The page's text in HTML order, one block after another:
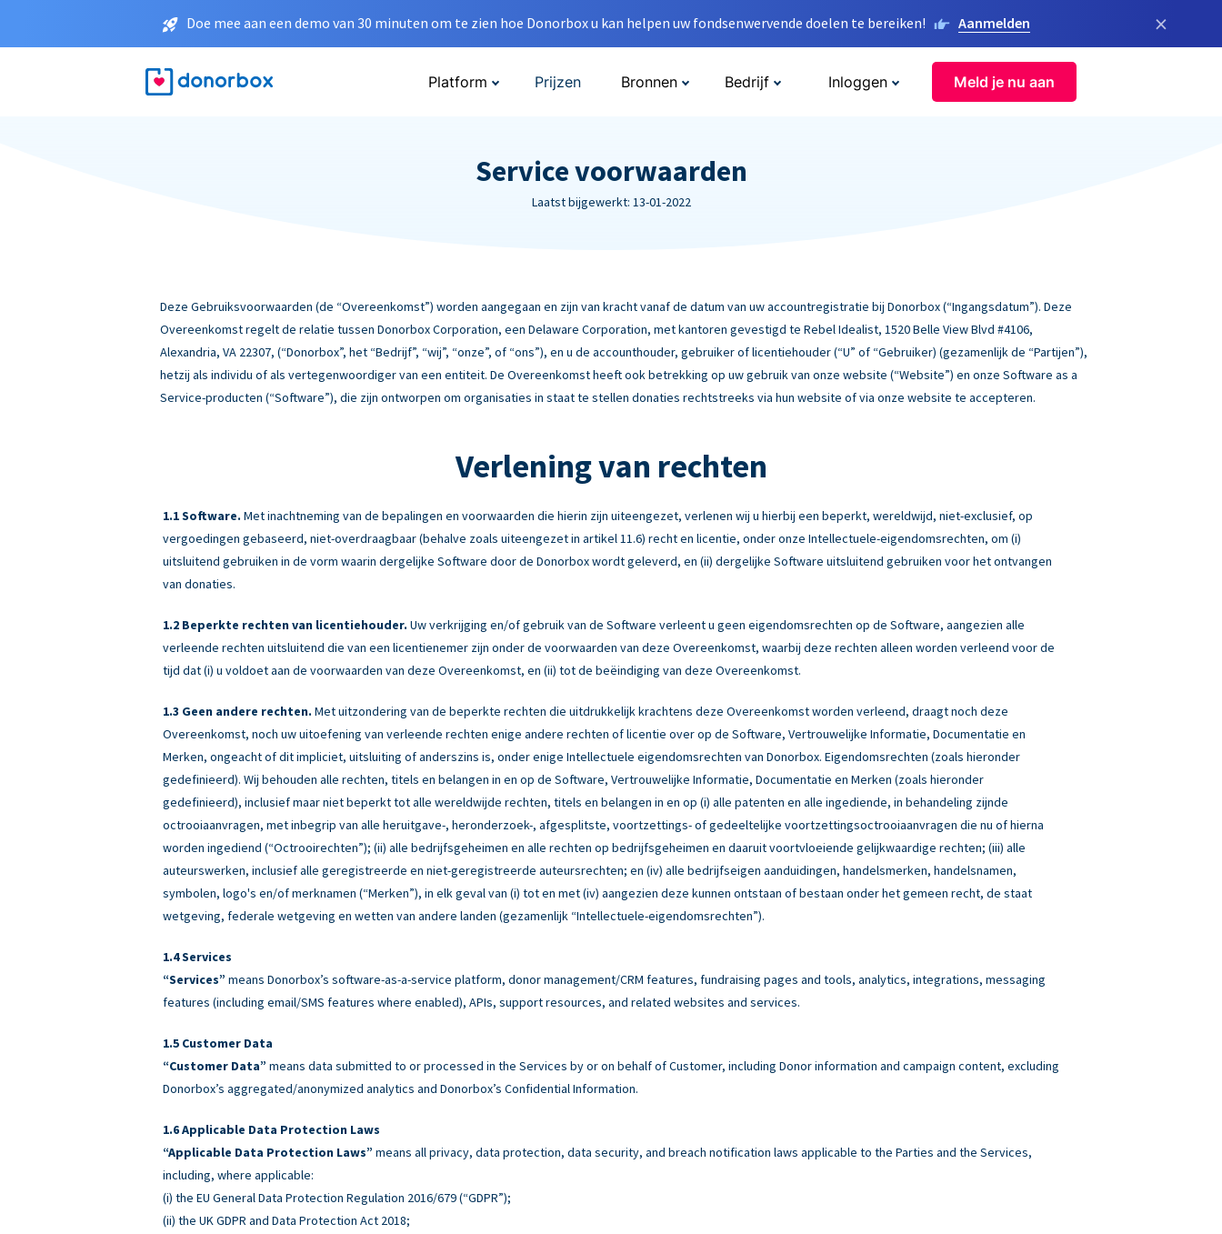
Doe mee aan een demo van 30 minuten om te zien hoe Donorbox u kan helpen uw fondsenwervende doelen te bereiken! Aanmelden ×
Platform Prijzen Bronnen Bedrijf Inloggen Meld je nu aan
Service voorwaarden
Laatst bijgewerkt: 13-01-2022
Deze Gebruiksvoorwaarden (de “Overeenkomst”) worden aangegaan en zijn van kracht vanaf de datum van uw accountregistratie bij Donorbox (“Ingangsdatum”). Deze
Overeenkomst regelt de relatie tussen Donorbox Corporation, een Delaware Corporation, met kantoren gevestigd te Rebel Idealist, 1520 Belle View Blvd #4106,
Alexandria, VA 22307, (“Donorbox”, het “Bedrijf”, “wij”, “onze”, of “ons”), en u de accounthouder, gebruiker of licentiehouder (“U” of “Gebruiker) (gezamenlijk de “Partijen”),
hetzij als individu of als vertegenwoordiger van een entiteit. De Overeenkomst heeft ook betrekking op uw gebruik van onze website (“Website”) en onze Software as a
Service-producten (“Software”), die zijn ontworpen om organisaties in staat te stellen donaties rechtstreeks via hun website of via onze website te accepteren.
Verlening van rechten
Software. Met inachtneming van de bepalingen en voorwaarden die hierin zijn uiteengezet, verlenen wij u hierbij een beperkt, wereldwijd, niet-exclusief, op
vergoedingen gebaseerd, niet-overdraagbaar (behalve zoals uiteengezet in artikel 11.6) recht en licentie, onder onze Intellectuele-eigendomsrechten, om (i)
uitsluitend gebruiken in de vorm waarin dergelijke Software door de Donorbox wordt geleverd, en (ii) dergelijke Software uitsluitend gebruiken voor het ontvangen
van donaties.
Beperkte rechten van licentiehouder. Uw verkrijging en/of gebruik van de Software verleent u geen eigendomsrechten op de Software, aangezien alle
verleende rechten uitsluitend die van een licentienemer zijn onder de voorwaarden van deze Overeenkomst, waarbij deze rechten alleen worden verleend voor de
tijd dat (i) u voldoet aan de voorwaarden van deze Overeenkomst, en (ii) tot de beëindiging van deze Overeenkomst.
Geen andere rechten. Met uitzondering van de beperkte rechten die uitdrukkelijk krachtens deze Overeenkomst worden verleend, draagt noch deze
Overeenkomst, noch uw uitoefening van verleende rechten enige andere rechten of licentie over op de Software, Vertrouwelijke Informatie, Documentatie en
Merken, ongeacht of dit impliciet, uitsluiting of anderszins is, onder enige Intellectuele eigendomsrechten van Donorbox. Eigendomsrechten (zoals hieronder
gedefinieerd). Wij behouden alle rechten, titels en belangen in en op de Software, Vertrouwelijke Informatie, Documentatie en Merken (zoals hieronder
gedefinieerd), inclusief maar niet beperkt tot alle wereldwijde rechten, titels en belangen in en op (i) alle patenten en alle ingediende, in behandeling zijnde
octrooiaanvragen, met inbegrip van alle heruitgave-, heronderzoek-, afgesplitste, voortzettings- of gedeeltelijke voortzettingsoctrooiaanvragen die nu of hierna
worden ingediend (“Octrooirechten”); (ii) alle bedrijfsgeheimen en alle rechten op bedrijfsgeheimen en daaruit voortvloeiende gelijkwaardige rechten; (iii) alle
auteurswerken, inclusief alle geregistreerde en niet-geregistreerde auteursrechten; en (iv) alle bedrijfseigen aanduidingen, handelsmerken, handelsnamen,
symbolen, logo's en/of merknamen (“Merken”), in elk geval van (i) tot en met (iv) aangezien deze kunnen ontstaan of bestaan onder het gemeen recht, de staat
wetgeving, federale wetgeving en wetten van andere landen (gezamenlijk “Intellectuele-eigendomsrechten”).
Services
“Services” means Donorbox’s software-as-a-service platform, donor management/CRM features, fundraising pages and tools, analytics, integrations, messaging
features (including email/SMS features where enabled), APIs, support resources, and related websites and services.
Customer Data
“Customer Data” means data submitted to or processed in the Services by or on behalf of Customer, including Donor information and campaign content, excluding
Donorbox’s aggregated/anonymized analytics and Donorbox’s Confidential Information.
Applicable Data Protection Laws
“Applicable Data Protection Laws” means all privacy, data protection, data security, and breach notification laws applicable to the Parties and the Services,
including, where applicable:
(i) the EU General Data Protection Regulation 2016/679 (“GDPR”);
(ii) the UK GDPR and Data Protection Act 2018;